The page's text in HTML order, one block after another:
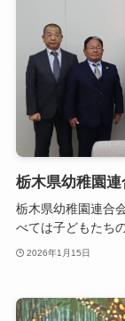
栃木県幼稚園
栃木県幼稚園連合
べては子どもたち
2026年1月15日